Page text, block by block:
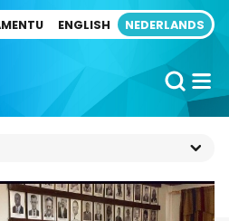
ENGLISH NEDERLANDS